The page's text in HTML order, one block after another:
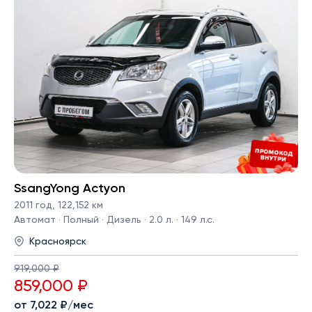
SsangYong Actyon
2011 год, 122,152 км
Автомат · Полный · Дизель · 2.0 л. · 149 л.с.
Красноярск
919,000 ₽
859,000 ₽
от 7,022 ₽/мес